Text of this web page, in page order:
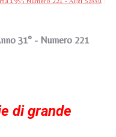
31° - Numero 221
di grande